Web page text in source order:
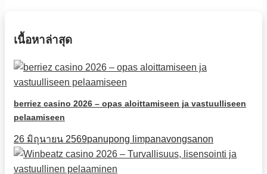
เนื้อหาล่าสุด
berriez casino 2026 – opas aloittamiseen ja vastuulliseen
pelaamiseen
26 มิถุนายน 2569panupong limpanavongsanon